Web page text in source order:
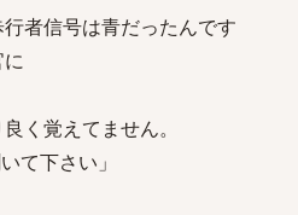
者信号は青だったんです
く覚えてません。
て下さい」